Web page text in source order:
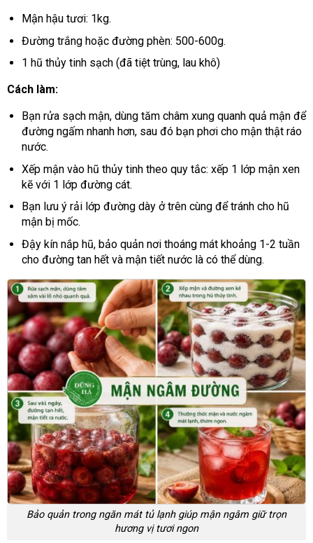
Mận hậu tươi: 1kg.
Đường trắng hoặc đường phèn: 500-600g.
1 hũ thủy tinh sạch (đã tiệt trùng, lau khô)
Cách làm:
Bạn rửa sạch mận, dùng tăm châm xung quanh quả mận để
đường ngấm nhanh hơn, sau đó bạn phơi cho mận thật ráo
nước.
Xếp mận vào hũ thủy tinh theo quy tắc: xếp 1 lớp mận xen
kẽ với 1 lớp đường cát.
Bạn lưu ý rải lớp đường dày ở trên cùng để tránh cho hũ
mận bị mốc.
Đậy kín nắp hũ, bảo quản nơi thoáng mát khoảng 1-2 tuần
cho đường tan hết và mận tiết nước là có thể dùng.
Bảo quản trong ngăn mát tủ lạnh giúp mận ngâm giữ trọn
hương vị tươi ngon